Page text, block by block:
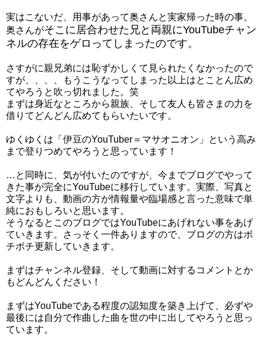
実はこないだ、用事があって奥さんと実家帰った時の事。
奥さんがそこに居合わせた兄と両親にYouTubeチャン
ネルの存在をゲロってしまったのです。
さすがに親兄弟には恥ずかしくて見られたくなかったので
すが、、、、もうこうなってしまった以上はとことん広め
てやろうと吹っ切れました。笑
まずは身近なところから親族、そして友人も皆さまの力を
借りてどんどん広めてもらいたいです。
ゆくゆくは「伊豆のYouTuber＝マサオニオン」という高み
まで登りつめてやろうと思っています！
…と同時に、気が付いたのですが、今までブログでやって
きた事が完全にYouTubeに移行しています。実際、写真と
文字よりも、動画の方が情報量や臨場感と言った意味で単
純におもしろいと思います。
そうなるとこのブログではYouTubeにあげれない事をあげ
ていきます。さっそく一件ありますので、ブログの方はボ
チボチ更新していきます。
まずはチャンネル登録、そして動画に対するコメントとか
もどんどんください！
まずはYouTubeである程度の認知度を築き上げて、必ずや
最後には自分で作曲した曲を世の中に出してやろうと思っ
ています。